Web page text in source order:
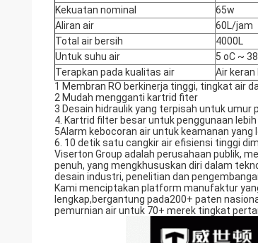
Kekuatan nominal
65w
Aliran air
60L/jam
Total air bersih
4000L
Untuk suhu air
5 oC ~
Terapkan pada kualitas air
Air keran
1 Membran RO berkinerja tinggi, tingkat air
2 Mudah mengganti kartrid fiter
3 Desain hidraulik yang terpisah untuk umur
4. Kartrid filter besar untuk penggunaan
5Alarm kebocoran air untuk keamanan yang
6. 10 detik satu cangkir air efisiensi tinggi
Viserton Group adalah perusahaan publik,
penuh, yang mengkhususkan diri dalam
desain industri, penelitian dan
Kami menciptakan platform manufaktur
lengkap,bergantung pada200+ paten
pemurnian air untuk 70+ merek tingkat